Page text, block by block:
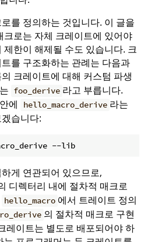
를 정의하는 것입니다. 이 글을
크로는 자체 크레이트에 있어야
한이 해제될 수도 있습니다. 크
를 구조화하는 관례는 다음과
크레이트에 대해 커스텀 파생
foo_derive 라고 부릅니다.
에 hello_macro_derive 라는
습니다:
--lib
게 연관되어 있으므로,
디렉터리 내에 절차적 매크로
hello_macro 에서 트레이트 정의
의 절차적 매크로 구현
레이트는 별도로 배포되어야 하